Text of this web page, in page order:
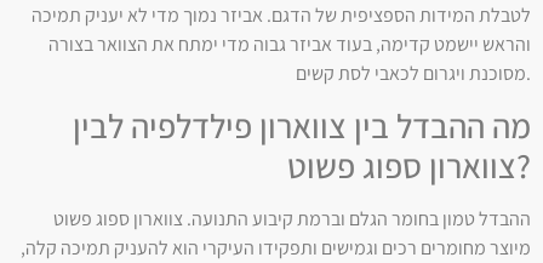
לטבלת המידות הספציפית של הדגם. אביזר נמוך מדי לא יעניק תמיכה
והראש יישמט קדימה, בעוד אביזר גבוה מדי ימתח את הצוואר בצורה
מסוכנת ויגרום לכאבי לסת קשים.
מה ההבדל בין צווארון פילדלפיה לבין
צווארון ספוג פשוט?
ההבדל טמון בחומר הגלם וברמת קיבוע התנועה. צווארון ספוג פשוט
מיוצר מחומרים רכים וגמישים ותפקידו העיקרי הוא להעניק תמיכה קלה,